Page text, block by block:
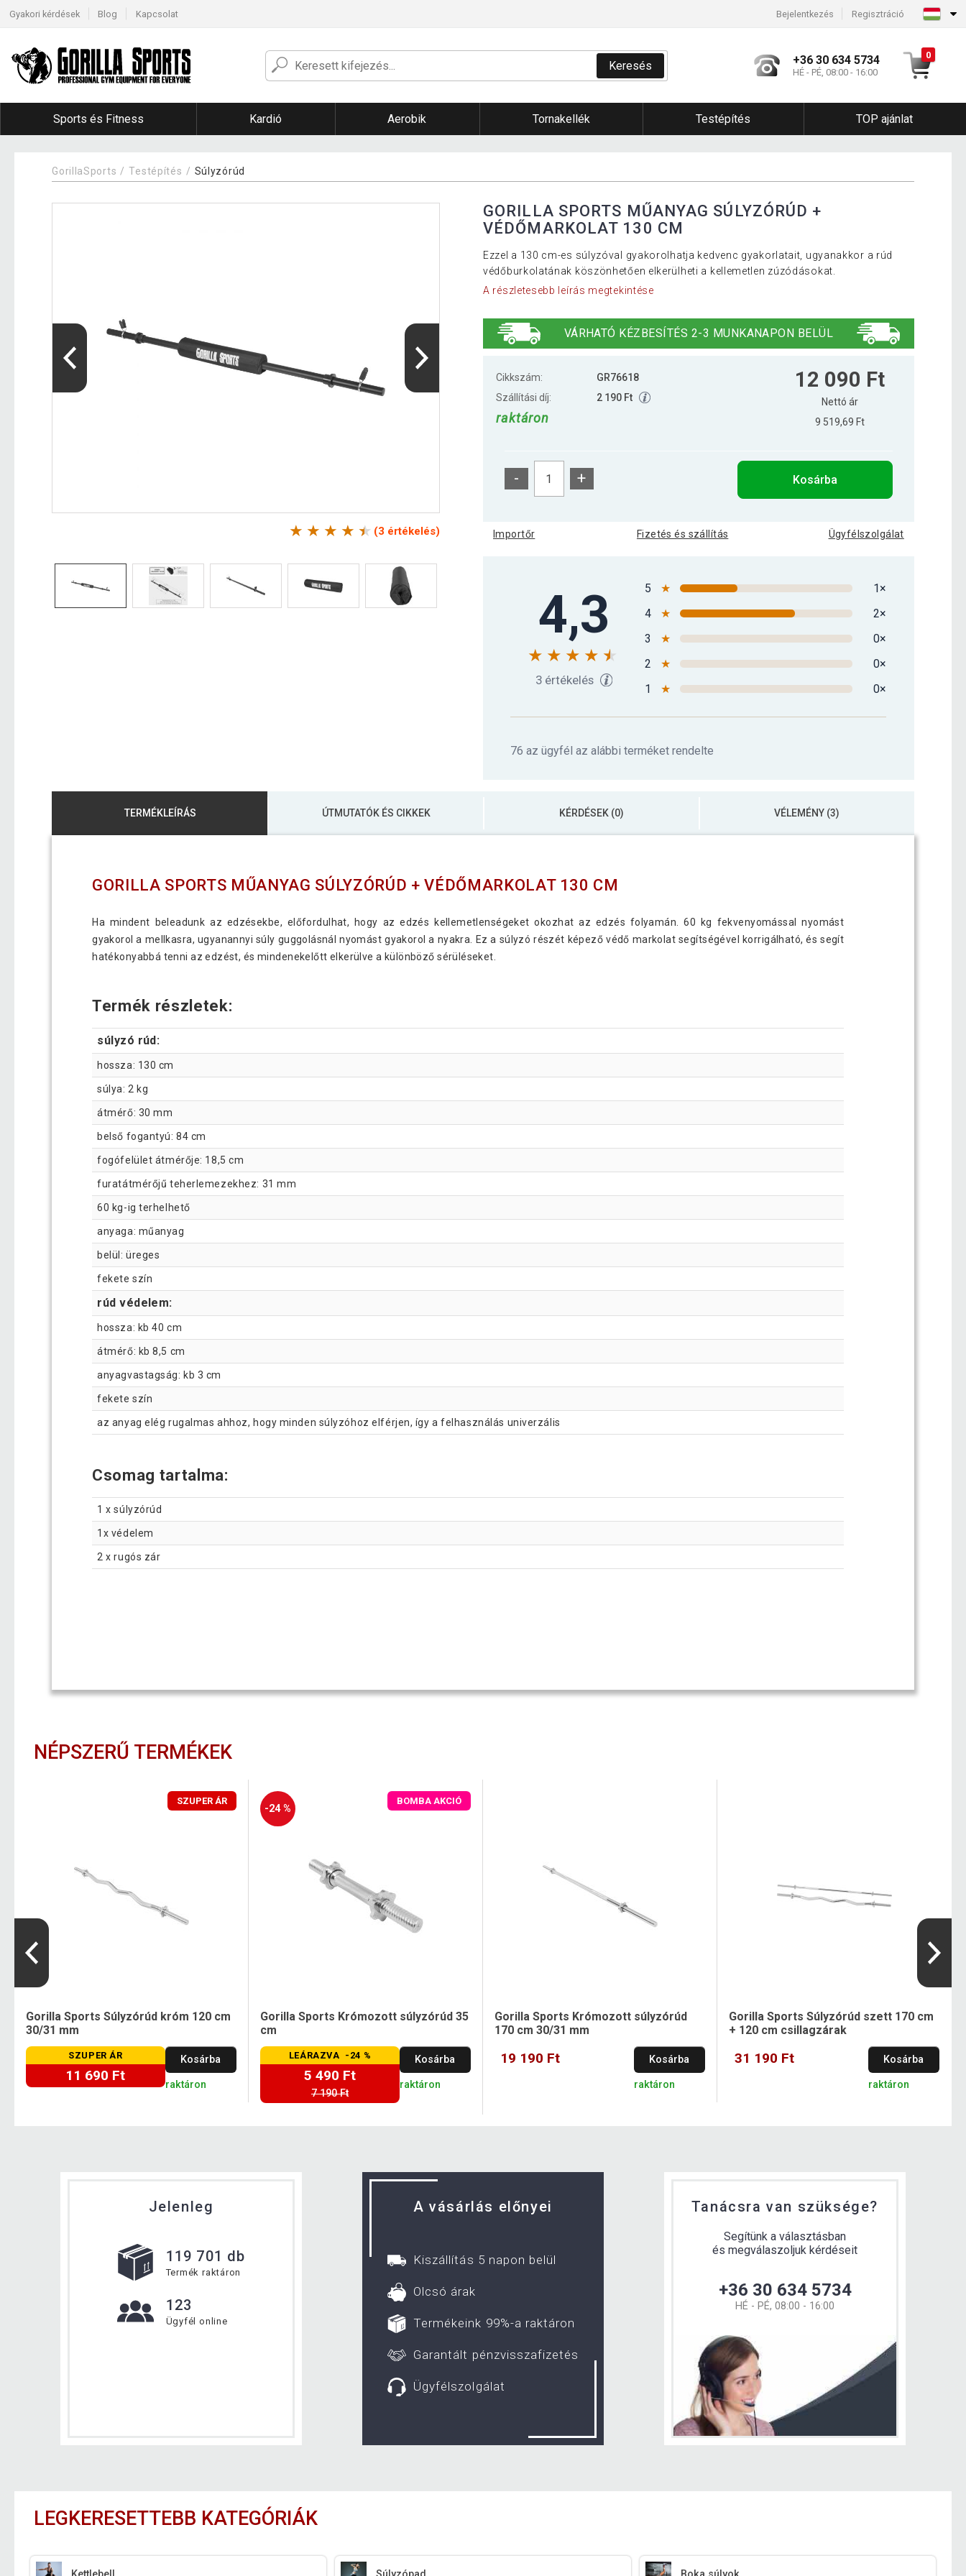
Gyakori kérdések Blog Kapcsolat Bejelentkezés Regisztráció
Keresés +36 30 634 5734
HÉ - PÉ, 08:00 - 16:00
0
Sports és Fitness Kardió Aerobik Tornakellék Testépítés TOP ajánlat
GorillaSports Testépítés Súlyzórúd
(3 értékelés)
GORILLA SPORTS MŰANYAG SÚLYZÓRÚD +
VÉDŐMARKOLAT 130 CM
Ezzel a 130 cm-es súlyzóval gyakorolhatja kedvenc gyakorlatait, ugyanakkor a rúd
védőburkolatának köszönhetően elkerülheti a kellemetlen zúzódásokat.
A részletesebb leírás megtekintése
VÁRHATÓ KÉZBESÍTÉS 2-3 MUNKANAPON BELÜL
Cikkszám:
GR76618
Szállítási díj:
2 190 Ft
raktáron
12 090 Ft
Nettó ár
9 519,69 Ft
- + Kosárba
Importőr Fizetés és szállítás Ügyfélszolgálat
4,3
3 értékelés
5 ★
1×
4
★
2×
3
★
0×
2
★
0×
1
★ 0×
76 az ügyfél az alábbi terméket rendelte
TERMÉKLEÍRÁS ÚTMUTATÓK ÉS CIKKEK KÉRDÉSEK (0) VÉLEMÉNY (3)
GORILLA SPORTS MŰANYAG SÚLYZÓRÚD + VÉDŐMARKOLAT 130 CM
Ha mindent beleadunk az edzésekbe, előfordulhat, hogy az edzés kellemetlenségeket okozhat az edzés folyamán. 60 kg fekvenyomással nyomást
gyakorol a mellkasra, ugyanannyi súly guggolásnál nyomást gyakorol a nyakra. Ez a súlyzó részét képező védő markolat segítségével korrigálható, és segít
hatékonyabbá tenni az edzést, és mindenekelőtt elkerülve a különböző sérüléseket.
Termék részletek:
súlyzó rúd:
hossza: 130 cm
súlya: 2 kg
átmérő: 30 mm
belső fogantyú: 84 cm
fogófelület átmérője: 18,5 cm
furatátmérőjű teherlemezekhez: 31 mm
60 kg-ig terhelhető
anyaga: műanyag
belül: üreges
fekete szín
rúd védelem:
hossza: kb 40 cm
átmérő: kb 8,5 cm
anyagvastagság: kb 3 cm
fekete szín
az anyag elég rugalmas ahhoz, hogy minden súlyzóhoz elférjen, így a felhasználás univerzális
Csomag tartalma:
1 x súlyzórúd
1x védelem
2 x rugós zár
NÉPSZERŰ TERMÉKEK
SZUPER ÁR
Gorilla Sports Súlyzórúd króm 120 cm
30/31 mm
SZUPER ÁR
11 690 Ft
Kosárba
raktáron
-24 %
BOMBA AKCIÓ
Gorilla Sports Krómozott súlyzórúd 35
cm
LEÁRAZVA -24 %
5 490 Ft
7 190 Ft
Kosárba
raktáron
Gorilla Sports Krómozott súlyzórúd
170 cm 30/31 mm
19 190 Ft Kosárba
raktáron
Gorilla Sports Súlyzórúd szett 170 cm
+ 120 cm csillagzárak
31 190 Ft Kosárba
raktáron
Jelenleg
119 701 db
Termék raktáron
123
Ügyfél online
A vásárlás előnyei
Kiszállítás 5 napon belül
Olcsó árak
Termékeink 99%-a raktáron
Garantált pénzvisszafizetés
Ügyfélszolgálat
Tanácsra van szüksége?
Segítünk a választásban
és megválaszoljuk kérdéseit
+36 30 634 5734
HÉ - PÉ, 08:00 - 16:00
LEGKERESETTEBB KATEGÓRIÁK